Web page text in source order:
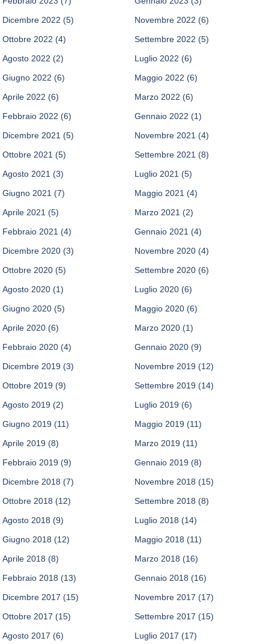
Dicembre 2022 (5) Novembre 2022 (6)
Ottobre 2022 (4) Settembre 2022 (5)
Agosto 2022 (2) Luglio 2022 (6)
Giugno 2022 (6) Maggio 2022 (6)
Aprile 2022 (6) Marzo 2022 (6)
Febbraio 2022 (6) Gennaio 2022 (1)
Dicembre 2021 (5) Novembre 2021 (4)
Ottobre 2021 (5) Settembre 2021 (8)
Agosto 2021 (3) Luglio 2021 (5)
Giugno 2021 (7) Maggio 2021 (4)
Aprile 2021 (5) Marzo 2021 (2)
Febbraio 2021 (4) Gennaio 2021 (4)
Dicembre 2020 (3) Novembre 2020 (4)
Ottobre 2020 (5) Settembre 2020 (6)
Agosto 2020 (1) Luglio 2020 (6)
Giugno 2020 (5) Maggio 2020 (6)
Aprile 2020 (6) Marzo 2020 (1)
Febbraio 2020 (4) Gennaio 2020 (9)
Dicembre 2019 (3) Novembre 2019 (12)
Ottobre 2019 (9) Settembre 2019 (14)
Agosto 2019 (2) Luglio 2019 (6)
Giugno 2019 (11) Maggio 2019 (11)
Aprile 2019 (8) Marzo 2019 (11)
Febbraio 2019 (9) Gennaio 2019 (8)
Dicembre 2018 (7) Novembre 2018 (15)
Ottobre 2018 (12) Settembre 2018 (8)
Agosto 2018 (9) Luglio 2018 (14)
Giugno 2018 (12) Maggio 2018 (11)
Aprile 2018 (8) Marzo 2018 (16)
Febbraio 2018 (13) Gennaio 2018 (16)
Dicembre 2017 (15) Novembre 2017 (17)
Ottobre 2017 (15) Settembre 2017 (15)
Agosto 2017 (6) Luglio 2017 (17)